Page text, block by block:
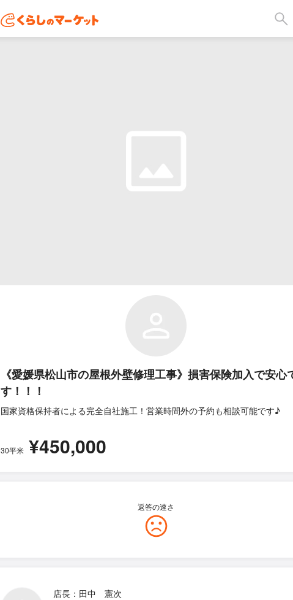
《愛媛県松山市の屋根外壁修理工事》損害保険加入で安心
す！！！
国家資格保持者による完全自社施工！営業時間外の予約も相談可能です♪
30平米 ¥450,000
返答の速さ
店長：田中 憲次